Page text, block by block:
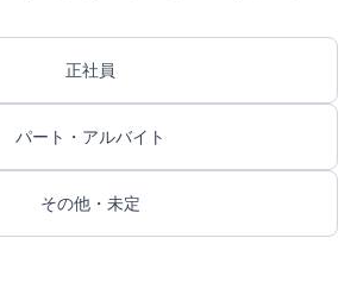
正社員
パート・アルバイト
その他・未定